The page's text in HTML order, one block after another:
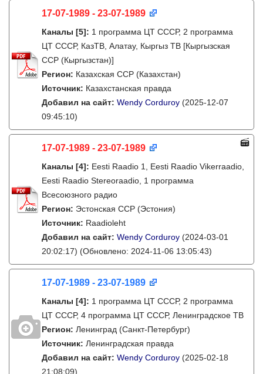
17-07-1989 - 23-07-1989
Каналы [5]: 1 программа ЦТ СССР, 2 программа
ЦТ СССР, КазТВ, Алатау, Кыргыз ТВ [Кыргызская
ССР (Кыргызстан)]
Регион: Казахская ССР (Казахстан)
Источник: Казахстанская правда
Добавил на сайт: Wendy Corduroy (2025-12-07
09:45:10)
17-07-1989 - 23-07-1989
Каналы [4]: Eesti Raadio 1, Eesti Raadio Vikerraadio,
Eesti Raadio Stereoraadio, 1 программа
Всесоюзного радио
Регион: Эстонская ССР (Эстония)
Источник: Raadioleht
Добавил на сайт: Wendy Corduroy (2024-03-01
20:02:17) (Обновлено: 2024-11-06 13:05:43)
17-07-1989 - 23-07-1989
Каналы [4]: 1 программа ЦТ СССР, 2 программа
ЦТ СССР, 4 программа ЦТ СССР, Ленинградское ТВ
Регион: Ленинград (Санкт-Петербург)
Источник: Ленинградская правда
Добавил на сайт: Wendy Corduroy (2025-02-18
21:08:09)